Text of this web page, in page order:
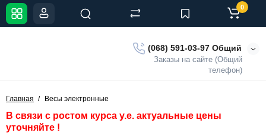
(068) 591-03-97 Общий
Заказы на сайте (Общий
телефон)
0
Главная Весы электронные
В связи с ростом курса у.е. актуальные цены
уточняйте !